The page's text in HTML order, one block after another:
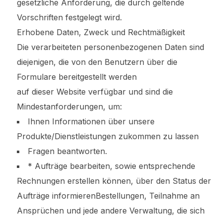
gesetzliche Anforderung, die durch geltende
Vorschriften festgelegt wird.
Erhobene Daten, Zweck und Rechtmäßigkeit
Die verarbeiteten personenbezogenen Daten sind
diejenigen, die von den Benutzern über die
Formulare bereitgestellt werden
auf dieser Website verfügbar und sind die
Mindestanforderungen, um:
Ihnen Informationen über unsere
Produkte/Dienstleistungen zukommen zu lassen
Fragen beantworten.
* Aufträge bearbeiten, sowie entsprechende
Rechnungen erstellen können, über den Status der
Aufträge informierenBestellungen, Teilnahme an
Ansprüchen und jede andere Verwaltung, die sich